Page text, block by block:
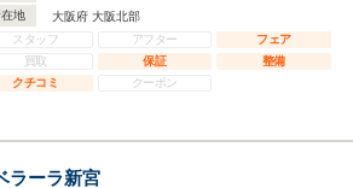
在地
大阪府 大阪北部
スタッフ
アフター
フェア
買取
保証
整備
クチコミ
クーポン
ラーラ新宮